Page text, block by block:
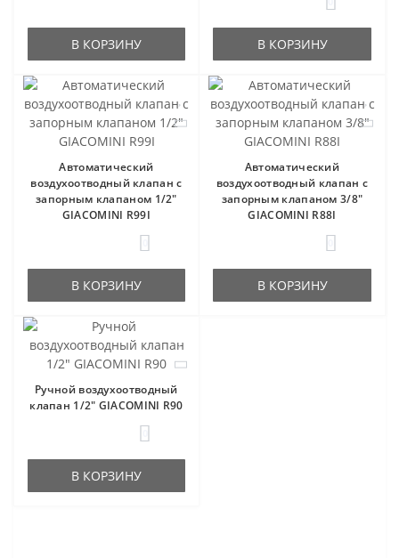
В КОРЗИНУ В КОРЗИНУ
Автоматический
воздухоотводный клапан с
запорным клапаном 1/2"
GIACOMINI R99I
В КОРЗИНУ
Автоматический
воздухоотводный клапан с
запорным клапаном 3/8"
GIACOMINI R88I
В КОРЗИНУ
Ручной воздухоотводный
клапан 1/2" GIACOMINI R90
В КОРЗИНУ